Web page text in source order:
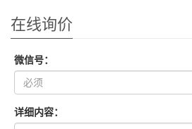
在线询价
微信号：
详细内容：